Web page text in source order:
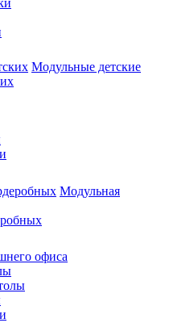
Модульные детские
Модульная
офиса